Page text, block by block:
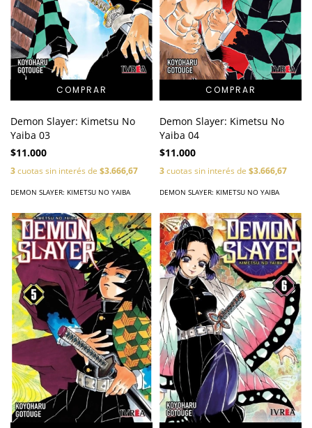
Demon Slayer: Kimetsu No
Yaiba 03
$11.000
3cuotas sin interés de $3.666,67
DEMON SLAYER: KIMETSU NO YAIBA
Demon Slayer: Kimetsu No
Yaiba 04
$11.000
3cuotas sin interés de $3.666,67
DEMON SLAYER: KIMETSU NO YAIBA